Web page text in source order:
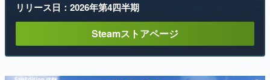
リリース日：2026年第4四半期
Steamストアページ